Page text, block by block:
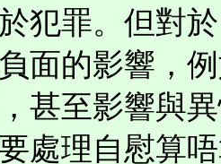
犯罪。但對
面的影響，
甚至影響與
理自慰算唔